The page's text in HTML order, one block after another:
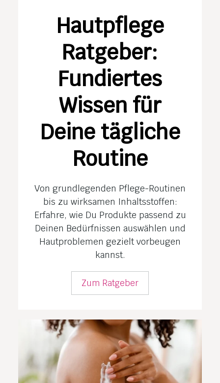
Hautpflege
Ratgeber:
Fundiertes
Wissen für
Deine tägliche
Routine
Von grundlegenden Pflege-Routinen
bis zu wirksamen Inhaltsstoffen:
Erfahre, wie Du Produkte passend zu
Deinen Bedürfnissen auswählen und
Hautproblemen gezielt vorbeugen
kannst.
Zum Ratgeber